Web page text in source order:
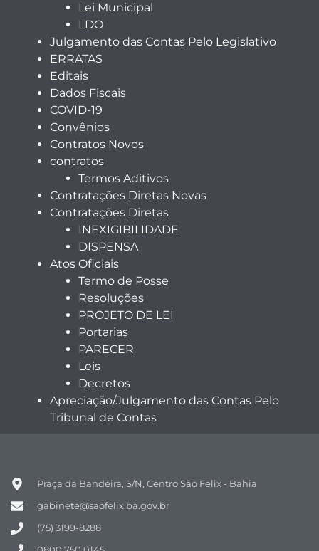
Lei Municipal
LDO
Julgamento das Contas Pelo Legislativo
ERRATAS
Editais
Dados Fiscais
COVID-19
Convênios
Contratos Novos
contratos
Termos Aditivos
Contratações Diretas Novas
Contratações Diretas
INEXIGIBILIDADE
DISPENSA
Atos Oficiais
Termo de Posse
Resoluções
PROJETO DE LEI
Portarias
PARECER
Leis
Decretos
Apreciação/Julgamento das Contas Pelo
Tribunal de Contas
Praça da Bandeira, S/N, Centro São Felix - Bahia
gabinete@saofelix.ba.gov.br
(75) 3199-8288